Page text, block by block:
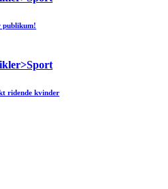
publikum!
ridende kvinder